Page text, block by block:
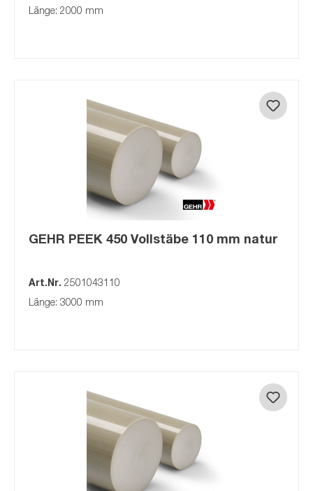
Länge: 2000 mm
GEHR PEEK 450 Vollstäbe 110 mm natur
Art.Nr. 2501043110
Länge: 3000 mm